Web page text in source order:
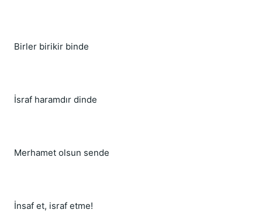
Birler birikir binde
İsraf haramdır dinde
Merhamet olsun sende
İnsaf et, israf etme!